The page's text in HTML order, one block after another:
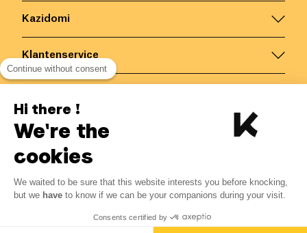
Kazidomi
Klantenservice
België/NL
Alle rechten voorbehouden
Continue without consent
Hi there !
We're the
cookies
We waited to be sure that this website interests you before knocking,
but we have to know if we can be your companions during your visit.
Consents certified by